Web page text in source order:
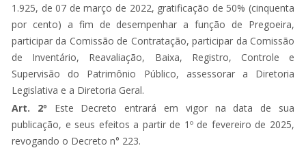
1.925, de 07 de março de 2022, gratificação de 50% (cinquenta
por cento) a fim de desempenhar a função de Pregoeira,
participar da Comissão de Contratação, participar da Comissão
de Inventário, Reavaliação, Baixa, Registro, Controle e
Supervisão do Patrimônio Público, assessorar a Diretoria
Legislativa e a Diretoria Geral.
Art. 2º Este Decreto entrará em vigor na data de sua
publicação, e seus efeitos a partir de 1º de fevereiro de 2025,
revogando o Decreto n° 223.